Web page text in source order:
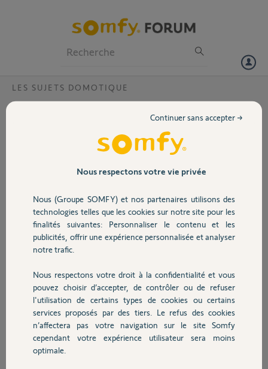
Volet
Sécurité
Domotique
Chauffage
Autres produits
LES SUJETS DOMOTIQUE
shortcut bureau applicaton tahoma
je cherche à commander en un seul click, depuis mon smartphone
android, une action Somfy . Par exemple, la fermeture de volets
AujoUrd'hUi, je dois lancer l'appli TAHOMA,me connecter, ouvrir les
favoris, selectionner lacommnde et efin l'executer !
pour fermer les volets roulants ce n'est pas très 'pratique', est-ce
qu'il existe un moyen de programmer une action par le simple
effectuerait directement toutes les tâches ennoncées ci dessus.
Thomas R.
il y a plus de 11 ans
Participer au fil de discussion
Nous respectons votre vie privée
Nous (Groupe SOMFY) et nos partenaires utilisons des
technologies telles que les cookies sur notre site pour les
finalités suivantes: Personnaliser le contenu et les
publicités, offrir une expérience personnalisée et analyser
notre trafic.
Nous respectons votre droit à la confidentialité et vous
pouvez choisir d’accepter, de contrôler ou de refuser
l'utilisation de certains types de cookies ou certains
services proposés par des tiers. Le refus des cookies
n’affectera pas votre navigation sur le site Somfy
cependant votre expérience utilisateur sera moins
optimale.
Continuer sans accepter →